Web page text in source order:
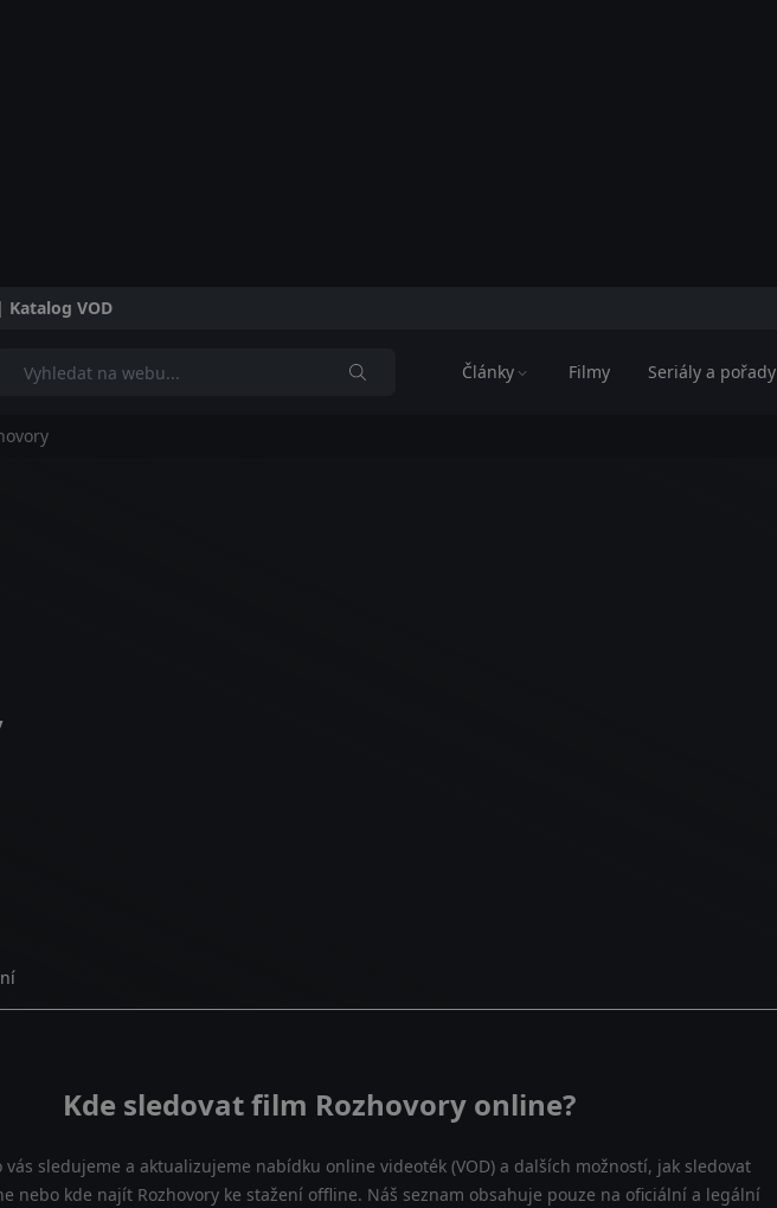
VOD
Články Filmy Seriály a pořady
Kde sledovat film Rozhovory online?
vás sledujeme a aktualizujeme nabídku online videoték (VOD) a dalších možností, jak sledovat
nebo kde najít Rozhovory ke stažení offline. Náš seznam obsahuje pouze na oficiální a legální